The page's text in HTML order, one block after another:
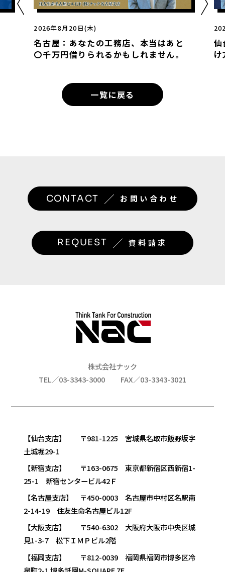
2026年8月20日(木)
名古屋：あなたの工務店、本当はあと
〇千万円借りられるかもしれません。
仙
一覧に戻る
CONTACT ／ お問い合わせ
REQUEST ／ 資料請求
株式会社ナック
TEL／03-3343-3000
FAX／03-3343-3021
【仙台支店】 〒981-1225 宮城県名取市飯野坂字
土城堀29-1
【新宿支店】 〒163-0675 東京都新宿区西新宿1-
25-1 新宿センタービル42Ｆ
【名古屋支店】 〒450-0003 名古屋市中村区名駅南
2-14-19 住友生命名古屋ビル12F
【大阪支店】 〒540-6302 大阪府大阪市中央区城
見1-3-7 松下ＩＭＰビル2階
【福岡支店】 〒812-0039 福岡県福岡市博多区冷